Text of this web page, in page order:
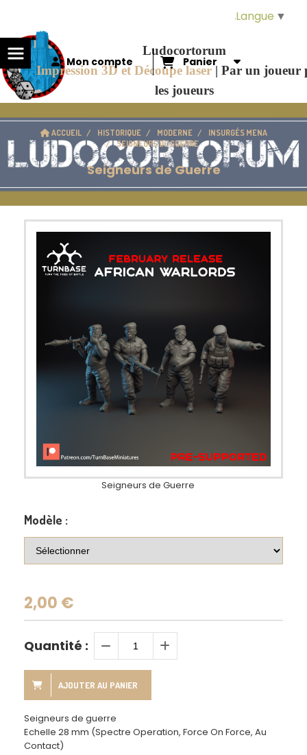
Ludocortorum
Impression 3D et Découpe laser |Par un joueur
les joueurs
Mon compte Panier
ACCUEIL HISTORIQUE MODERNE
INSURGÉS MENA
SEIGNEURS DE GUERRE
Seigneurs de Guerre
Seigneurs de Guerre
Modèle :
2,00 €
Quantité :
AJOUTER AU PANIER
Seigneurs de guerre
Echelle 28 mm (Spectre Operation, Force On Force, Au
Contact)
Langue ▼